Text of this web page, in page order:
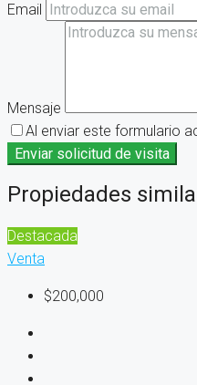
Email
Mensaje
Al enviar este formulario
Enviar solicitud de visita
Propiedades
Destacada
Venta
$200,000